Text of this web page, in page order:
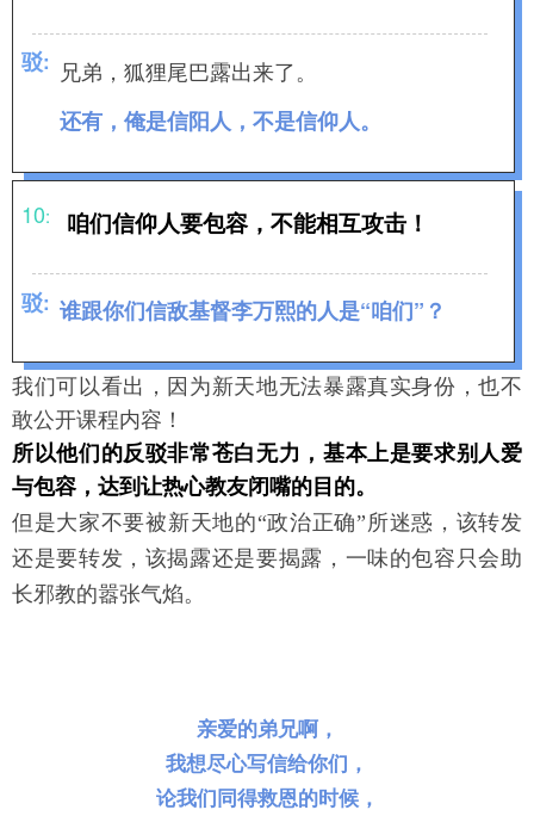
驳: 兄弟，狐狸尾巴露出来了。
还有，俺是信阳人，不是信仰人。
10: 咱们信仰人要包容，不能相互攻击！
驳: 谁跟你们信敌基督李万熙的人是“咱们”？
我们可以看出，因为新天地无法暴露真实身份，也不
敢公开课程内容！
所以他们的反驳非常苍白无力，基本上是要求别人爱
与包容，达到让热心教友闭嘴的目的。
但是大家不要被新天地的“政治正确”所迷惑，该转发
还是要转发，该揭露还是要揭露， 一味的包容只会助
长邪教的嚣张气焰。
亲爱的弟兄啊，
我想尽心写信给你们，
论我们同得救恩的时候，